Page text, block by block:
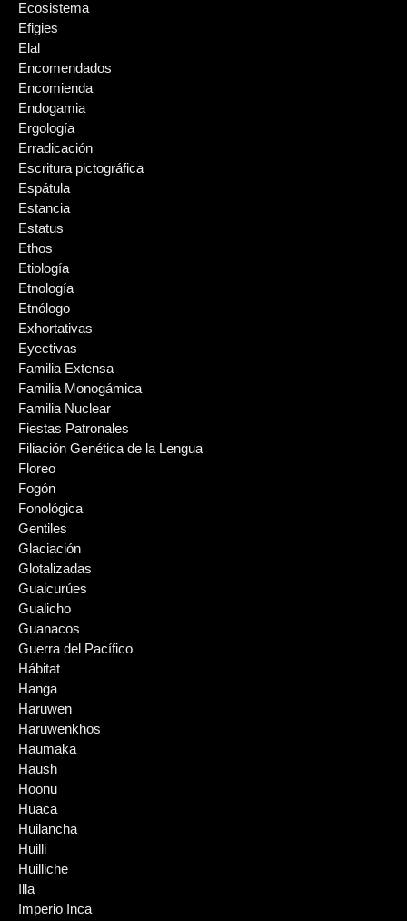
Ecosistema
Efigies
Elal
Encomendados
Encomienda
Endogamia
Ergología
Erradicación
Escritura pictográfica
Espátula
Estancia
Estatus
Ethos
Etiología
Etnología
Etnólogo
Exhortativas
Eyectivas
Familia Extensa
Familia Monogámica
Familia Nuclear
Fiestas Patronales
Filiación Genética de la Lengua
Floreo
Fogón
Fonológica
Gentiles
Glaciación
Glotalizadas
Guaicurúes
Gualicho
Guanacos
Guerra del Pacífico
Hábitat
Hanga
Haruwen
Haruwenkhos
Haumaka
Haush
Hoonu
Huaca
Huilancha
Huilli
Huilliche
Illa
Imperio Inca